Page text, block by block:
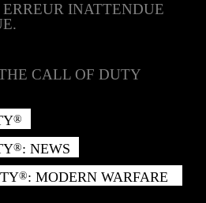
INATTENDUE
CALL OF DUTY
®
®: NEWS
®: MODERN WARFARE